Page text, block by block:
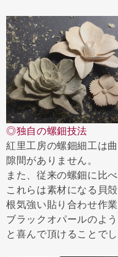
◎独自の螺鈿技法
紅里工房の螺鈿細工は
隙間がありません。
また、従来の螺鈿に比
これらは素材になる貝
根気強い貼り合わせ作
ブラックオパールのよ
と喜んで頂けることでし